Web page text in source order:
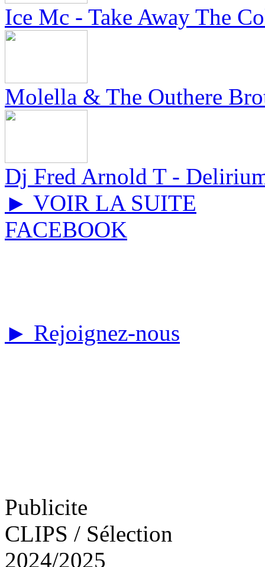
Ice Mc - Take Away The
Molella & The Outhere
Dj Fred Arnold T -
► VOIR LA SUITE
FACEBOOK
► Rejoignez-nous
Publicite
CLIPS / Sélection
2024/2025